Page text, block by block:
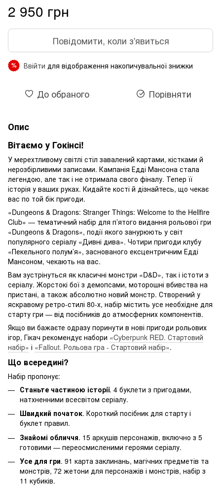
2 950 грн
Повідомити, коли з'явиться
% Ввійти для відображення накопичувальної знижки
До обраного Порівняти
Опис
Вітаємо у Гокінсі!
У мерехтливому світлі стіл завалений картами, кістками й
нерозбірливими записами. Кампанія Едді Мансона стала
легендою, але так і не отримала свого фіналу. Тепер її
історія у ваших руках. Кидайте кості й дізнайтесь, що чекає
вас по той бік пригоди.
«Dungeons & Dragons: Stranger Things: Welcome to the Hellfire
Club» — тематичний набір для п’ятого видання рольової гри
«Dungeons & Dragons», події якого занурюють у світ
популярного серіалу «Дивні дива». Чотири пригоди клубу
«Пекельного полум’я», заснованого ексцентричним Едді
Мансоном, чекають на вас.
Вам зустрінуться як класичні монстри «D&D», так і істоти з
серіалу. Жорстокі бої з демопсами, моторошні вбивства на
пристані, а також абсолютно новий монстр. Створений у
яскравому ретро-стилі 80-х, набір містить усе необхідне для
старту гри — від посібників до атмосферних компонентів.
Якщо ви бажаєте одразу поринути в нові пригоди рольових
ігор, Гікач рекомендує набори «Cyberpunk RED. Стартовий
набір» і «Fallout. Рольова гра - Стартовий набір».
Що всередині?
Набір пропонує:
Станьте частиною історії. 4 буклети з пригодами,
натхненними всесвітом серіалу.
Швидкий початок. Короткий посібник для старту і
буклет правил.
Знайомі обличчя. 15 аркушів персонажів, включно з 5
готовими — переосмисленими героями серіалу.
Усе для гри. 91 карта заклинань, магічних предметів та
монстрів, 72 жетони для персонажів і монстрів, набір з
11 кубиків.